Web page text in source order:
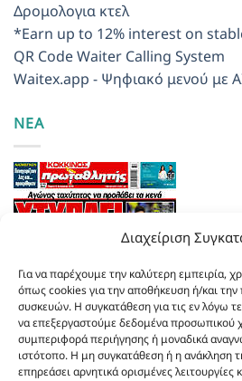
Διαχείριση
Για να παρέχουμε την καλύτερη εμπειρία,
όπως cookies για την αποθήκευση ή/και
συσκευών. Η συγκατάθεση για τις εν λόγω
να επεξεργαστούμε δεδομένα προσωπικού
συμπεριφορά περιήγησης ή μοναδικά
ιστότοπο. Η μη συγκατάθεση ή η ανάκληση
επηρεάσει αρνητικά ορισμένες λειτουργίες
Δρομολογια κτελ
*Earn up to 12% interest on
QR Code Waiter Calling System
Waitex.app - Ψηφιακό μενού με
ΝΕΑ